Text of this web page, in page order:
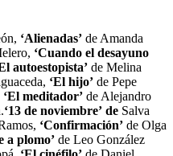
‘Alienadas’ de Amanda
‘Cuando el desayuno
autoestopista’ de Melina
‘El hijo’ de Pepe
‘El meditador’ de Alejandro
‘13 de noviembre’ de Salva
‘Confirmación’ de Olga
a plomo’ de Leo González